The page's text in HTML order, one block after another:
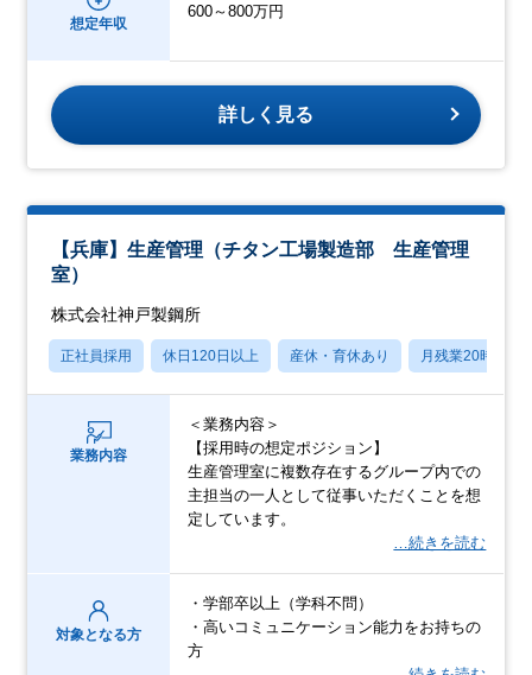
想定年収
600～800万円
詳しく見る
【兵庫】生産管理（チタン工場製造部 生産管理
室）
株式会社神戸製鋼所
正社員採用 休日120日以上 産休・育休あり 月残業20時間以
業務内容
＜業務内容＞
【採用時の想定ポジション】
生産管理室に複数存在するグループ内での
主担当の一人として従事いただくことを想
定しています。
…続きを読む
対象となる方
・学部卒以上（学科不問）
・高いコミュニケーション能力をお持ちの
方